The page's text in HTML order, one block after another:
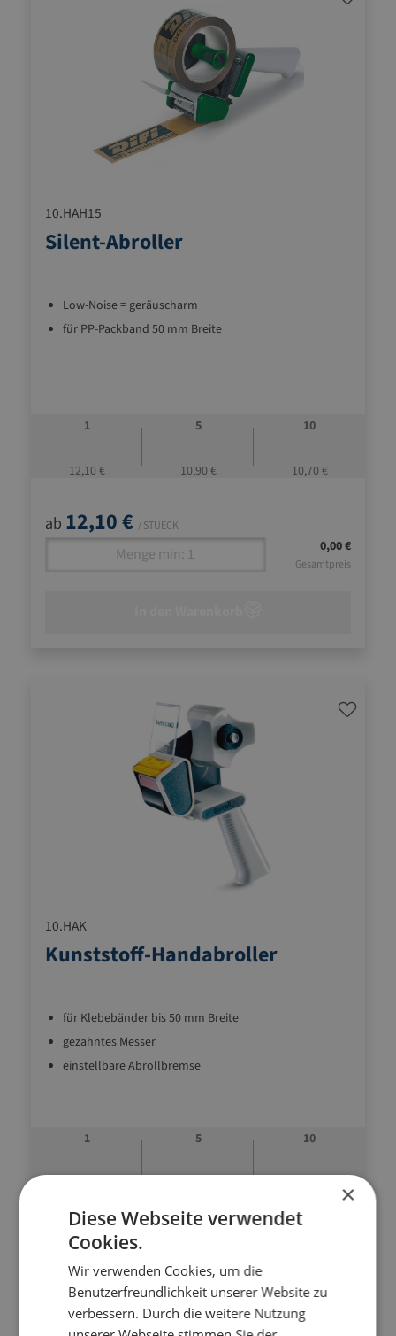
10.HAH15
Silent-Abroller
Low-Noise = geräuscharm
für PP-Packband 50 mm Breite
1
12,10 €
5
10,90 €
10
10,70 €
ab 12,10 € / STUECK
0,00 €
Gesamtpreis
10.HAK
Kunststoff-Handabroller
für Klebebänder bis 50 mm Breite
gezahntes Messer
einstellbare Abrollbremse
1 5 10
9,06 €/ STUECK
In den Warenkorb
×
Diese Webseite verwendet
Cookies.
Wir verwenden Cookies, um die
Benutzerfreundlichkeit unserer Website zu
verbessern. Durch die weitere Nutzung